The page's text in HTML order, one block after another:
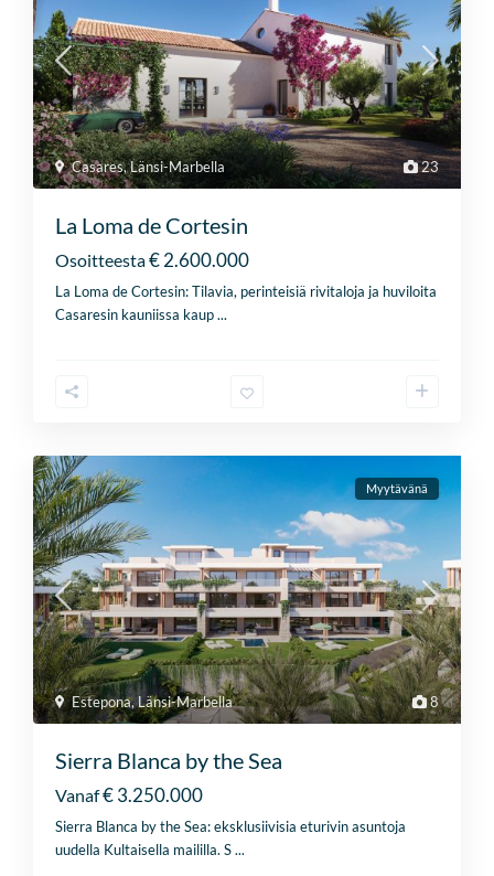
23
Casares,Länsi-Marbella
La Loma de Cortesin
Osoitteesta€ 2.600.000
La Loma de Cortesin: Tilavia, perinteisiä rivitaloja ja huviloita
Casaresin kauniissa kaup...
8
Estepona,Länsi-Marbella
Myytävänä
Sierra Blanca by the Sea
Vanaf€ 3.250.000
Sierra Blanca by the Sea: eksklusiivisia eturivin asuntoja
uudella Kultaisella maililla. S...